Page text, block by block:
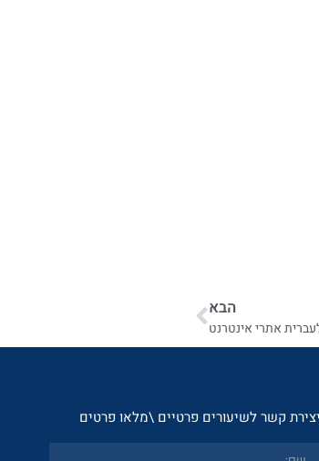
הבא
אתרי אינטרנט
יצירת קשר לשיעורים פרטיים \מלאו פרטים